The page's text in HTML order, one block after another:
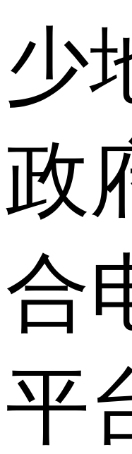
少
政
合
平